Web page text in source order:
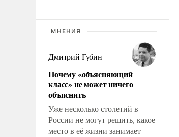
МНЕНИЯ
Дмитрий Губин
Почему «объясняющий
класс» не может ничего
объяснить
Уже несколько столетий в
России не могут решить, какое
место в её жизни занимает